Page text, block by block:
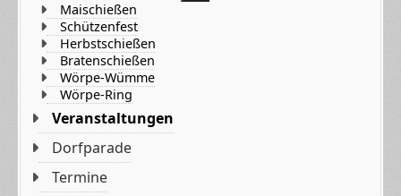
Maischießen
Schützenfest
Herbstschießen
Bratenschießen
Wörpe-Wümme
Wörpe-Ring
Veranstaltungen
Dorfparade
Termine